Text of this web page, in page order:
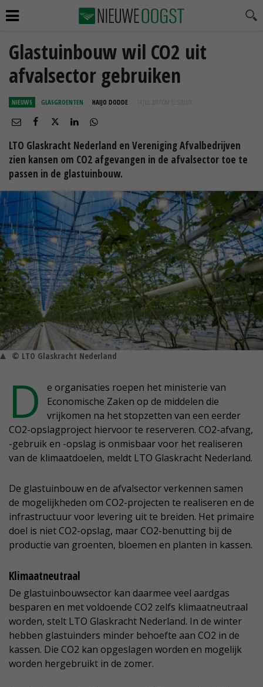
Glastuinbouw wil CO2 uit
afvalsector gebruiken
NIEUWS GLASGROENTEN HAIJO DODDE 14 JUL 2017 OM 12:53
LTO Glaskracht Nederland en Vereniging Afvalbedrijven
zien kansen om CO2 afgevangen in de afvalsector toe te
passen in de glastuinbouw.
© LTO Glaskracht Nederland
D
e organisaties roepen het ministerie van
Economische Zaken op de middelen die
vrijkomen na het stopzetten van een eerder
CO2-opslagproject hiervoor te reserveren. CO2-afvang,
-gebruik en -opslag is onmisbaar voor het realiseren
van de klimaatdoelen, meldt LTO Glaskracht Nederland.
De glastuinbouw en de afvalsector verkennen samen
de mogelijkheden om CO2-projecten te realiseren en de
infrastructuur voor levering uit te breiden. Het primaire
doel is niet CO2-opslag, maar CO2-benutting bij de
productie van groenten, bloemen en planten in kassen.
Klimaatneutraal
De glastuinbouwsector kan daarmee veel aardgas
besparen en met voldoende CO2 zelfs klimaatneutraal
worden, stelt LTO Glaskracht Nederland. In de winter
hebben glastuinders minder behoefte aan CO2 in de
kassen. Die CO2 kan opgeslagen worden en mogelijk
worden hergebruikt in de zomer.